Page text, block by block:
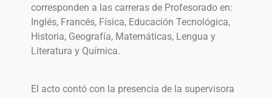
corresponden a las carreras de Profesorado en:
Inglés, Francés, Física, Educación Tecnológica,
Historia, Geografía, Matemáticas, Lengua y
Literatura y Química.
El acto contó con la presencia de la supervisora